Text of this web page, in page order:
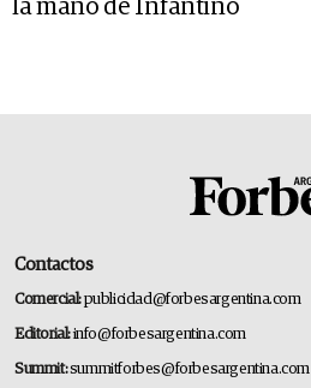
la mano de Infantino
Contactos
Comercial:publicidad@forbesargentina.com
Editorial:info@forbesargentina.com
Summit:summitforbes@forbesargentina.com